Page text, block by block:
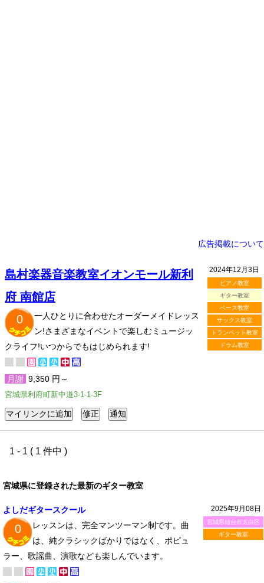
広告掲載について
2024年12月3日
ピアノ教室
ギター教室
ベース教室
サックス教室
トランペット教室
ドラム教室
島村楽器音楽教室イオンモール新利
府 南館店
0
一人ひとりに合わせたオーダーメイドレッス
ン!さまざまなイベントで楽しむミュージッ
クライフ!いつからでもはじめられます!
月謝 9,350 円～
宮城県利府町新中道3-1-1-3F
1 - 1 ( 1 件中 )
宮城県に登録された最新のギター教室
2025年9月08日
宮城県仙台市太白区
ギター教室
よしだギタースクール
0
レッスンは、完全マンツーマン制です。曲
は、純クラシックばかりではなく、ポピュ
ラー、歌謡曲、演歌なども楽しんでいます。